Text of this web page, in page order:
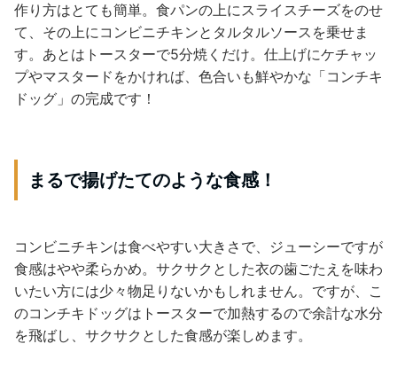
作り方はとても簡単。食パンの上にスライスチーズをのせ
て、その上にコンビニチキンとタルタルソースを乗せま
す。あとはトースターで5分焼くだけ。仕上げにケチャッ
プやマスタードをかければ、色合いも鮮やかな「コンチキ
ドッグ」の完成です！
まるで揚げたてのような食感！
コンビニチキンは食べやすい大きさで、ジューシーですが
食感はやや柔らかめ。サクサクとした衣の歯ごたえを味わ
いたい方には少々物足りないかもしれません。ですが、こ
のコンチキドッグはトースターで加熱するので余計な水分
を飛ばし、サクサクとした食感が楽しめます。